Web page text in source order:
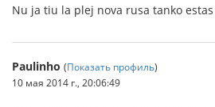
Nu ja tiu la plej nova rusa tanko
Paulinho (Показать профиль)
10 мая 2014 г., 20:06:49